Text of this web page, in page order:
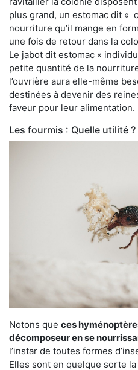
plus grand, un estomac dit «
nourriture qu’il mange en
une fois de retour dans la
Le jabot dit estomac «
petite quantité de la
l’ouvrière aura elle-même
destinées à devenir des
faveur pour leur alimentation.
Les fourmis : Quelle utilité ?
Notons que ces
décomposeur en se
l’instar de toutes formes
Elles sont en quelque sorte